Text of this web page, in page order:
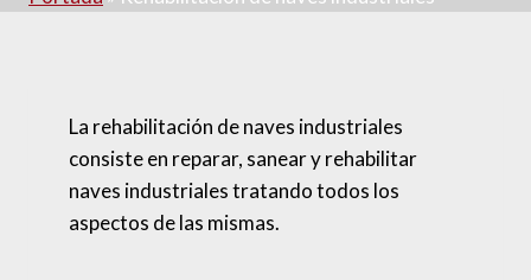
La rehabilitación de naves industriales
consiste en reparar, sanear y rehabilitar
naves industriales tratando todos los
aspectos de las mismas.